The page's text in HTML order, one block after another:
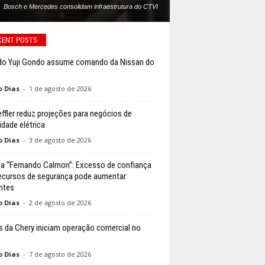
Bosch e Mercedes consolidam infraestrutura do CTVI
POSTS
Yuji Gondo assume comando da Nissan do
Dias - 1 de agosto de 2026
reduz projeções para negócios de
elétrica
Dias - 3 de agosto de 2026
“Fernando Calmon”: Excesso de confiança
de segurança pode aumentar
Dias - 2 de agosto de 2026
da Chery iniciam operação comercial no
Dias - 7 de agosto de 2026